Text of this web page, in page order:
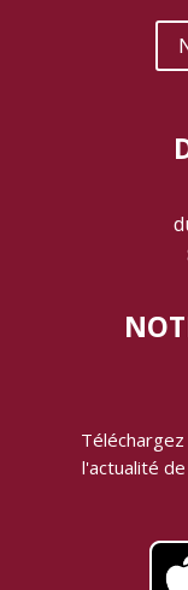
l'actualité